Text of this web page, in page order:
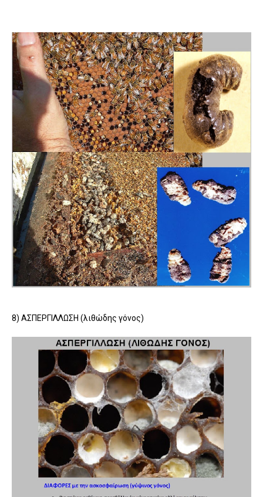
8) ΑΣΠΕΡΓΙΛΛΩΣΗ (λιθώδης γόνος)